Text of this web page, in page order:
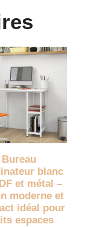
Bureau
blanc
et métal –
moderne et
idéal pour
espaces